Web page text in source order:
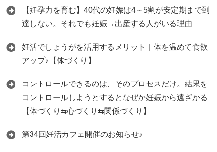
【妊孕力を育む】40代の妊娠は4～5割が安定期まで到
達しない。それでも妊娠→出産する人がいる理由
妊活でしょうがを活用するメリット｜体を温めて食欲
アップ♪【体づくり】
コントロールできるのは、そのプロセスだけ。結果を
コントロールしようとするとなぜか妊娠から遠ざかる
【体づくり⇆心づくり⇆関係づくり】
第34回妊活カフェ開催のお知らせ♪